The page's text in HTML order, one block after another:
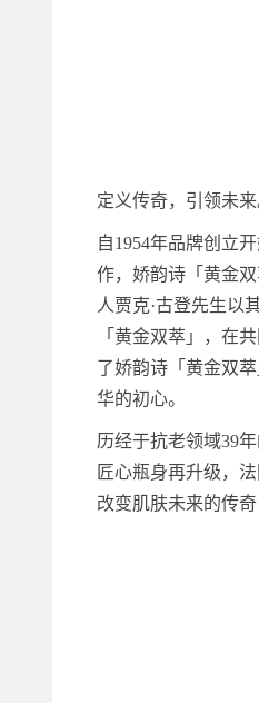
定义传奇，引领未来
自1954年品牌创立
作，娇韵诗「黄金
人贾克·古登先生以
「黄金双萃」，在
了娇韵诗「黄金双
华的初心。
历经于抗老领域39
匠心瓶身再升级，
改变肌肤未来的传奇